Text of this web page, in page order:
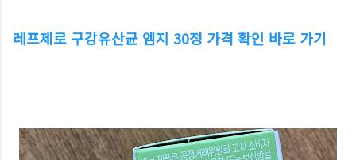
레프제로 구강유산균 엠지 30정 가격 확인 바로 가기